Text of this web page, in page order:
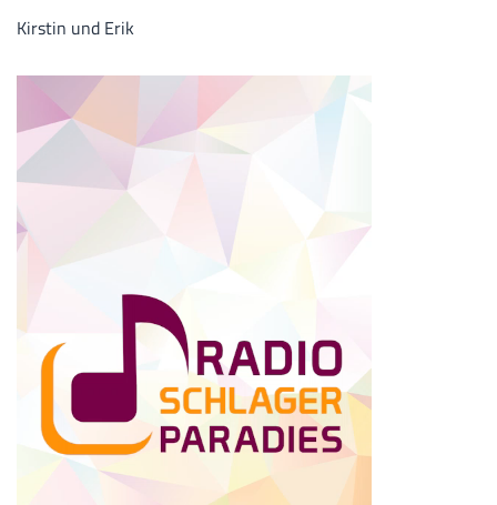
Kirstin und Erik